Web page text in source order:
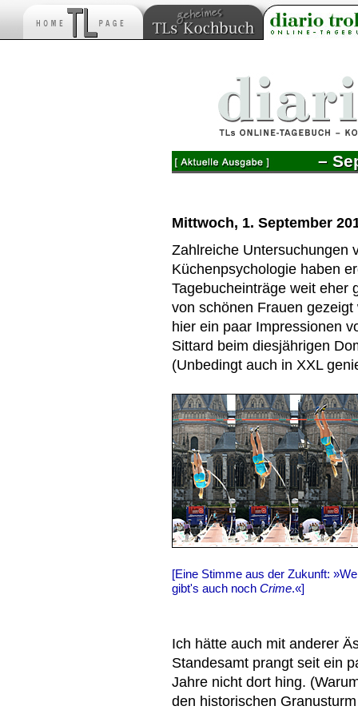
–
Mittwoch, 1. September
Zahlreiche Untersuchungen
Küchenpsychologie haben
Tagebucheinträge weit eher
von schönen Frauen
hier ein paar Impressionen
Sittard beim diesjährigen
(Unbedingt auch in XXL
[Eine Stimme aus der Zukunft:
gibt's auch noch Crime.«]
Ich hätte auch mit anderer
Standesamt prangt seit ein
Jahre nicht dort hing.
den historischen